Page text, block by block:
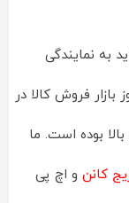
به نمایندگی
فروش کالا در
بوده است. ما
کانن و اچ پی